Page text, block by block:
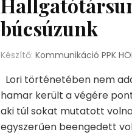
búcsúzunk
Készítő: Kommunikáció PPK
Lori történetében nem
hamar került a végére
aki túl sokat mutatott
egyszerűen beengedett